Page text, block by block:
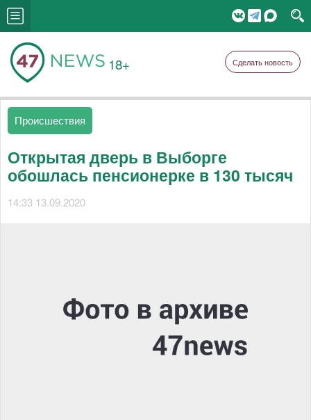
18+ Сделать новость
Происшествия
Открытая дверь в Выборге
обошлась пенсионерке в 130 тысяч
14:33 13.09.2020